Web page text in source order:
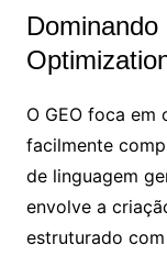
O GEO foca
facilmente
de linguagem
envolve a
estruturado